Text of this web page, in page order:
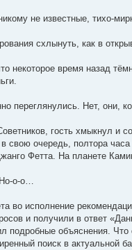
не известные, тихо-
схлынуть, как в
некоторое время назад
переглянулись. Нет, они,
гость хмыкнул
свою очередь, полтора
Фетта. На планете
о-о…
во исполнение
и получили в ответ
подробные объяснения.
поиск в актуальной